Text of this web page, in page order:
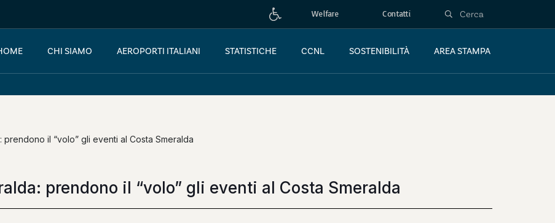
Welfare Contatti
CHI SIAMO AEROPORTI ITALIANI STATISTICHE CCNL SOSTENIBILITÀ AREA STAMPA
il “volo” gli eventi al Costa Smeralda
prendono il “volo” gli eventi al Costa Smeralda